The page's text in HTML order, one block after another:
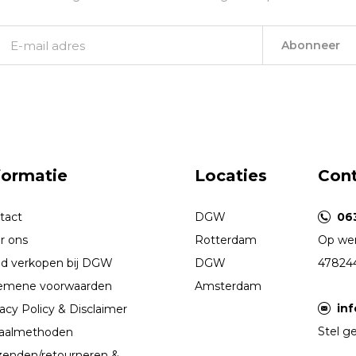
Abonneer
ons
verkopen bij DGW
voorwaarden
Policy & Disclaimer
Locaties
DGW
Rotterdam
DGW
Amsterdam
Op
Stel